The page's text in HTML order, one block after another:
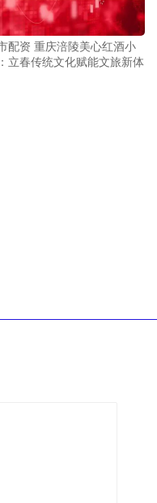
配资 重庆涪陵美心红酒小
立春传统文化赋能文旅新体